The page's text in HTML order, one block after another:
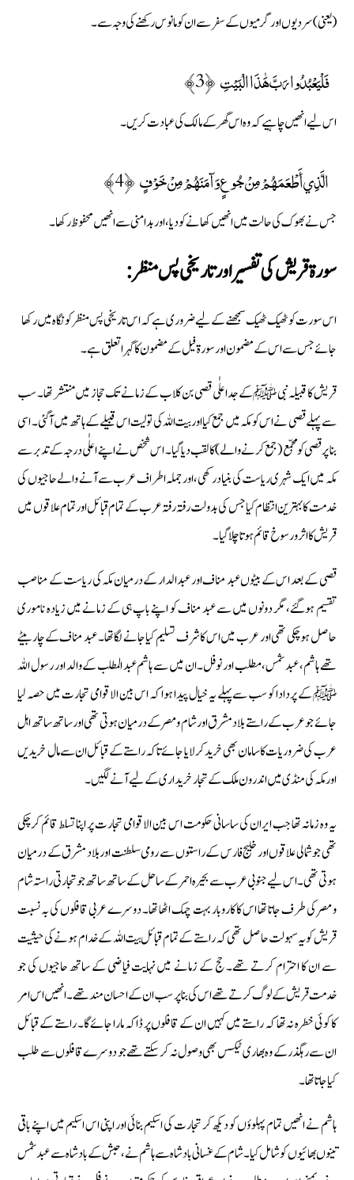
(یعنی) سردیوں اور گرمیوں کے سفر سے ان کو مانوس رکھنے کی وجہ سے۔
فَلْيَعْبُدُوا رَبَّ هَٰذَا الْبَيْتِ ﴿3﴾
اس لیے انھیں چاہیے کہ وہ اس گھر کے مالک کی عبادت کریں۔
الَّذِي أَطْعَمَهُمْ مِنْ جُوعٍ وَآمَنَهُمْ مِنْ خَوْفٍ ﴿4﴾
جس نے بھوک کی حالت میں انھیں کھانے کو دیا، اور بدامنی سے انھیں محفوظ رکھا۔
سورة قريش كى تفسير اور تاریخی پس منظر :
اس سورت کو ٹھیک ٹھیک سمجھنے کے لیے ضروری ہے کہ اس تاریخی پس منظر کو نگاہ میں رکھا
جائے جس سے اس کے مضمون اور سورة فیل کے مضمون کا گہرا تعلق ہے۔
قریش کا قبیلہ نبی ﷺ کے جد اعلٰی قصی بن کلاب کے زمانے تک حجاز میں منتشر تھا۔ سب
سے پہلے قصی نے اس کو مکہ میں جمع کیا اور بیت اللہ کی تولیت اس قبیلے کے ہاتھ میں آگئی۔ اسی
بنا پر قصی کو مجمّع (جمع کرنے والے) کا لقب دیا گیا۔ اس شخص نے اپنے اعلٰی درجہ کے تدبر سے
مکہ میں ایک شہری ریاست کی بنیاد رکھی، اور جملہ اطراف عرب سے آنے والے حاجیوں کی
خدمت کا بہترین انتظام کیا جس کی بدولت رفتہ رفتہ عرب کے تمام قبائل اور تمام علاقوں میں
قریش کا اثر و رسوخ قائم ہوتا چلا گیا۔
قصی کے بعد اس کے بیٹوں عبد مناف اور عبد الدار کے درمیان مکہ کی ریاست کے مناصب
تقسیم ہوگئے، مگر دونوں میں سے عبد مناف کو اپنے باپ ہی کے زمانے میں زیادہ ناموری
حاصل ہوچکی تھی اور عرب میں اس کا شرف تسلیم کیا جانے لگا تھا۔ عبد مناف کے چار بیٹے
تھے ہاشم، عبد شمس، مطلب اور نوفل۔ ان میں سے ہاشم عبد المطلب کے والد اور رسول اللہ
ﷺ کے پردادا کو سب سے پہلے یہ خیال پیدا ہوا کہ اس بین الاقوامی تجارت میں حصہ لیا
جائے جو عرب کے راستے بلاد مشرق اور شام و مصر کے درمیان ہوتی تھی اور ساتھ ساتھ اہل
عرب کی ضروریات کا سامان بھی خرید کر لایا جائے تاکہ راستے کے قبائل ان سے مال خریدیں
اور مکہ کی منڈی میں اندرون ملک کے تجار خریداری کے لیے آنے لگیں۔
یہ وہ زمانہ تھا جب ایران کی ساسانی حکومت اس بین الاقوامی تجارت پر اپنا تسلط قائم کرچکی
تھی جو شمالی علاقوں اور خلیج فارس کے راستوں سے رومی سلطنت اور بلاد مشرق کے درمیان
ہوتی تھی۔ اس لیے جنوبی عرب سے بحیرہ احمر کے ساحل کے ساتھ ساتھ جو تجارتی راستہ شام
و مصر کی طرف جاتا تھا اس کا کاروبار بہت چمک اٹھا تھا۔ دوسرے عربی قافلوں کی بہ نسبت
قریش کو یہ سہولت حاصل تھی کہ راستے کے تمام قبائل بیت اللہ کے خدام ہونے کی حیثیت
سے ان کا احترام کرتے تھے۔ حج کے زمانے میں نہایت فیاضی کے ساتھ حاجیوں کی جو
خدمت قریش کے لوگ کرتے تھے اس کی بنا پر سب ان کے احسان مند تھے۔ انھیں اس امر
کا کوئی خطرہ نہ تھا کہ راستے میں کہیں ان کے قافلوں پر ڈاکہ مارا جائے گا۔ راستے کے قبائل
ان سے رہگذر کے وہ بھاری ٹیکس بھی وصول نہ کرسکتے تھے جو دوسرے قافلوں سے طلب
کیا جاتا تھا۔
ہاشم نے انھیں تمام پہلوؤں کو دیکھ کر تجارت کی اسکیم بنائی اور اپنی اس اسکیم میں اپنے باقی
تینوں بھائیوں کو شامل کیا۔ شام کے غسانی بادشاہ سے ہاشم نے، حبش کے بادشاہ سے عبد شمس